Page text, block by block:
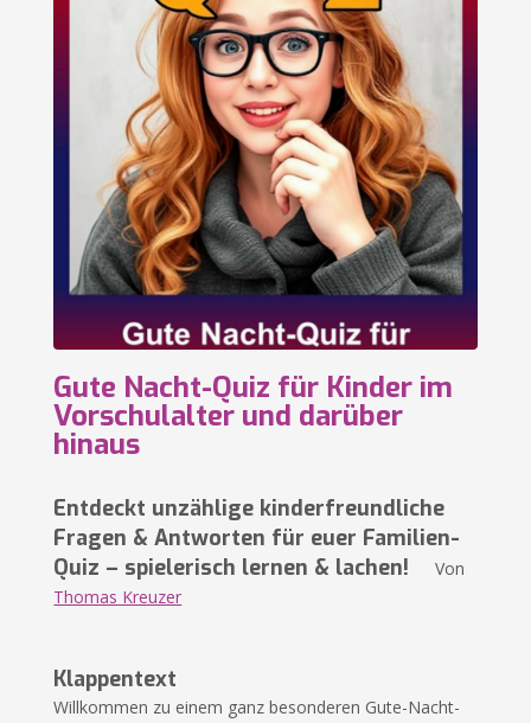
Gute Nacht-Quiz für Kinder im
Vorschulalter und darüber
hinaus
Entdeckt unzählige kinderfreundliche
Fragen & Antworten für euer Familien-
Quiz – spielerisch lernen & lachen! Von
Thomas Kreuzer
Klappentext
Willkommen zu einem ganz besonderen Gute-Nacht-